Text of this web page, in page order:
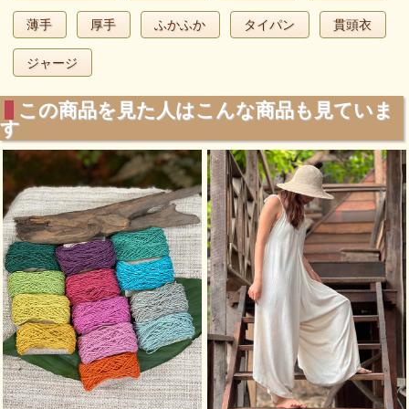
薄手 厚手 ふかふか タイパン 貫頭衣
ジャージ
この商品を見た人はこんな商品も見ていま
す